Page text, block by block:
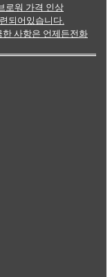
로워 가격 인상
되어있습니다.
사항은 언제든전화